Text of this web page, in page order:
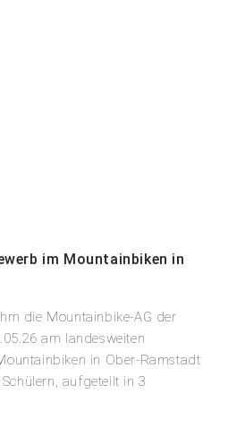
im Mountainbiken in
die Mountainbike-AG der
am landesweiten
in Ober-Ramstadt
aufgeteilt in 3